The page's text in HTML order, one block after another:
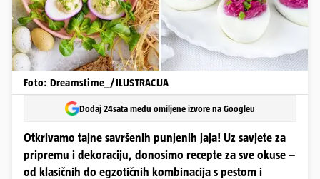
Foto: Dreamstime_/ILUSTRACIJA
Dodaj 24sata među omiljene izvore na Googleu
Otkrivamo tajne savršenih punjenih jaja! Uz savjete za
pripremu i dekoraciju, donosimo recepte za sve okuse –
od klasičnih do egzotičnih kombinacija s pestom i